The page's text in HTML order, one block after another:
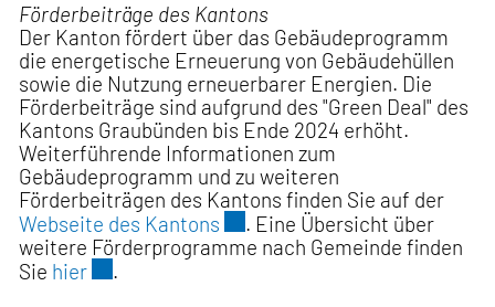
Förderbeiträge des Kantons
Der Kanton fördert über das Gebäudeprogramm
die energetische Erneuerung von Gebäudehüllen
sowie die Nutzung erneuerbarer Energien. Die
Förderbeiträge sind aufgrund des "Green Deal" des
Kantons Graubünden bis Ende 2024 erhöht.
Weiterführende Informationen zum
Gebäudeprogramm und zu weiteren
Förderbeiträgen des Kantons finden Sie auf der
Webseite des Kantons Externer Link wird in einem
. Eine Übersicht über
weitere Förderprogramme nach Gemeinde finden
Sie hier Externer Link wird in einem neuen Fenster
.